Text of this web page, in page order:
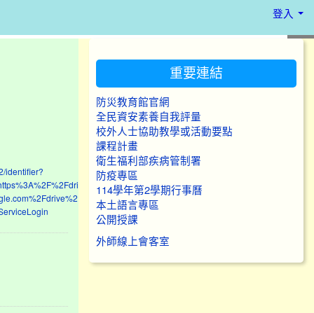
登入
identifier?
重要連結
防災教育館官網
全民資安素養自我評量
校外人士協助教學或活動要點
課程計畫
衛生福利部疾病管制署
防疫專區
114學年第2學期行事曆
本土語言專區
公開授課
外師線上會客室